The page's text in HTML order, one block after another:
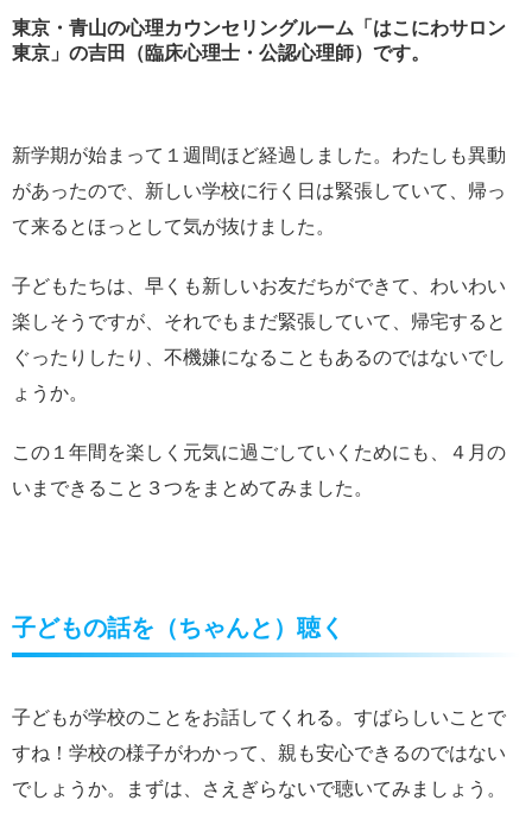
東京・青山の心理カウンセリングルーム「はこにわサロン
東京」の吉田（臨床心理士・公認心理師）です。
新学期が始まって１週間ほど経過しました。わたしも異動
があったので、新しい学校に行く日は緊張していて、帰っ
て来るとほっとして気が抜けました。
子どもたちは、早くも新しいお友だちができて、わいわい
楽しそうですが、それでもまだ緊張していて、帰宅すると
ぐったりしたり、不機嫌になることもあるのではないでし
ょうか。
この１年間を楽しく元気に過ごしていくためにも、４月の
いまできること３つをまとめてみました。
子どもの話を（ちゃんと）聴く
子どもが学校のことをお話してくれる。すばらしいことで
すね！学校の様子がわかって、親も安心できるのではない
でしょうか。まずは、さえぎらないで聴いてみましょう。